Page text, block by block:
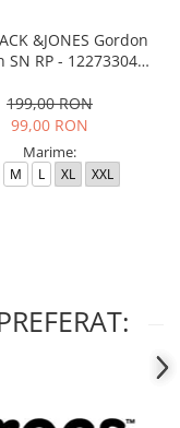
&JONES Gordon
SN RP - 12273304-
199,00 RON
99,00 RON
Marime:
M L XL XXL